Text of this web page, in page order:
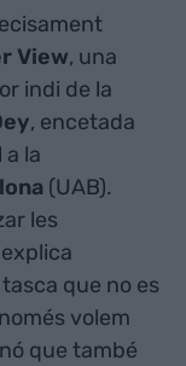
View, una
indi de la
, encetada
la
(UAB).
les
que no es
volem
que també